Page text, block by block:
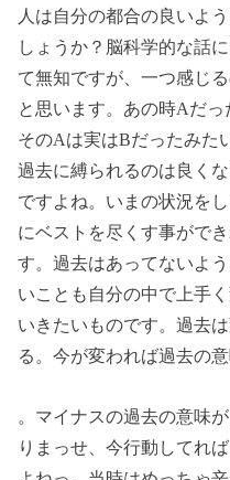
人は自分の都合の良いよ
しょうか？脳科学的な話
て無知ですが、一つ感じ
と思います。あの時Aだ
そのAは実はBだったみた
過去に縛られるのは良く
ですよね。いまの状況を
にベストを尽くす事がで
す。過去はあってないよ
いことも自分の中で上手
いきたいものです。過去
る。今が変われば過去の
。マイナスの過去の意味
りまっせ、今行動してれ